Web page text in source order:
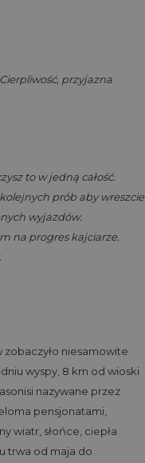
przyjazna
to w jedną całość.
prób aby wreszcie
wyjazdów.
na progres kajciarze.
niesamowite
wyspy, 8 km od wioski
nazywane przez
pensjonatami,
wiatr, słońce, ciepła
trwa od maja do